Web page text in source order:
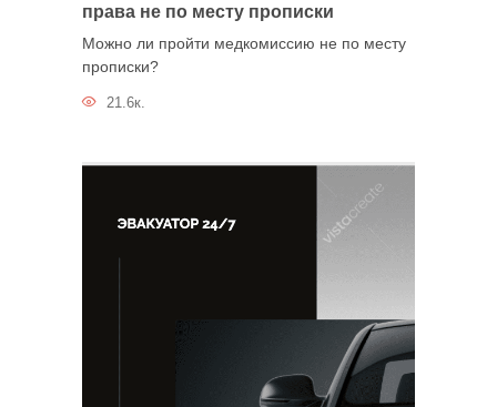
права не по месту прописки
Можно ли пройти медкомиссию не по месту
прописки?
21.6к.